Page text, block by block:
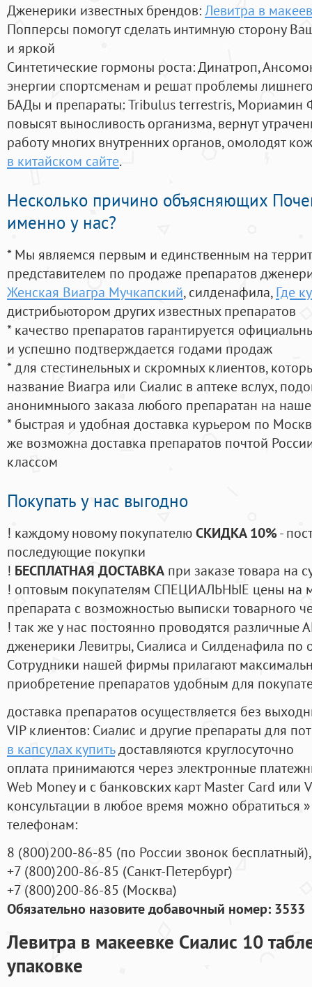
Дженерики известных брендов:Левитра в
Попперсы помогут сделать интимную сторону
и яркой
Синтетические гормоны роста: Динатроп,
энергии спортсменам и решат проблемы
БАДы и препараты:Tribulus terrestris, Мориамин
повысят выносливость организма, вернут
работу многих внутренних органов, омолодят
в китайском сайте.
Несколько причино объясняющих
именно у нас?
* Мы являемся первым и единственным на
представителем по продаже препаратов
Женская Виагра Мучкапский, силденафила, Где
дистрибьютором других известных препаратов
* качество препаратов гарантируется
и успешно подтверждается годами продаж
* для стестинельных и скромных клиентов,
название Виагра или Сиалис в аптеке вслух,
анонимныого заказа любого препаратан на
* быстрая и удобная доставка курьером по
же возможна доставка препаратов почтой
классом
Покупать у нас выгодно
! каждому новому покупателюСКИДКА 10%-
последующие покупки
! БЕСПЛАТНАЯ ДОСТАВКА при заказе товара на
! оптовым покупателям СПЕЦИАЛЬНЫЕ цены на
препарата с возможностью выписки товарного
! так же у нас постоянно проводятся
дженерики Левитры, Сиалиса и Силденафила по
Cотрудники нашей фирмы прилагают
приобретение препаратов удобным для
доставка препаратов осуществляется без
VIP клиентов: Сиалис и другие препараты для
в капсулах купитьдоставляются круглосуточно
оплата принимаются через электронные
Web Money и с банковских карт Master Card или
консультации в любое время можно обратиться
телефонам:
8 (800)200-86-85 (по России звонок бесплатный),
+7 (800)200-86-85 (Санкт-Петербург)
+7 (800)200-86-85 (Москва)
Обязательно назовите добавочный номер: 3533
Левитра в макеевке Сиалис 10
упаковке